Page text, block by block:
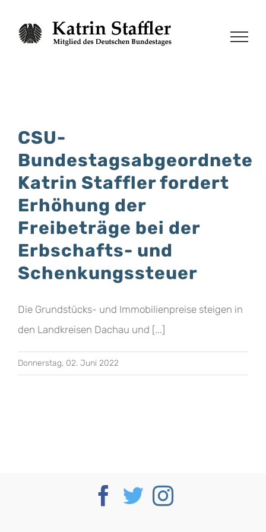
Inhalt
CSU-
Bundestagsabgeordnete
Katrin Staffler fordert
Erhöhung der
Freibeträge bei der
Erbschafts- und
Schenkungssteuer
Die Grundstücks- und Immobilienpreise steigen in
den Landkreisen Dachau und [...]
Donnerstag, 02. Juni 2022